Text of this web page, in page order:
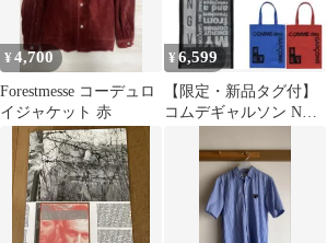
¥4,700
Forestmesse コーデュロ
イジャケット 赤
¥ 6,599
【限定・新品タグ付】
コムデギャルソン NGV
バッグ 黒